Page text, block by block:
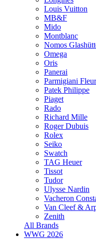
Louis Vuitton
MB&F
Mido
Montblanc
Nomos
Omega
Oris
Panerai
Parmigiani
Patek Philippe
Piaget
Rado
Richard Mille
Roger Dubuis
Rolex
Seiko
Swatch
TAG Heuer
Tissot
Tudor
Ulysse Nardin
Vacheron
Van Cleef &
Zenith
All Brands
WWG 2026